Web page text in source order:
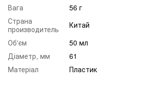
Вага
56 г
Страна
производитель
Китай
Об'єм
50 мл
Діаметр, мм
61
Матеріал
Пластик